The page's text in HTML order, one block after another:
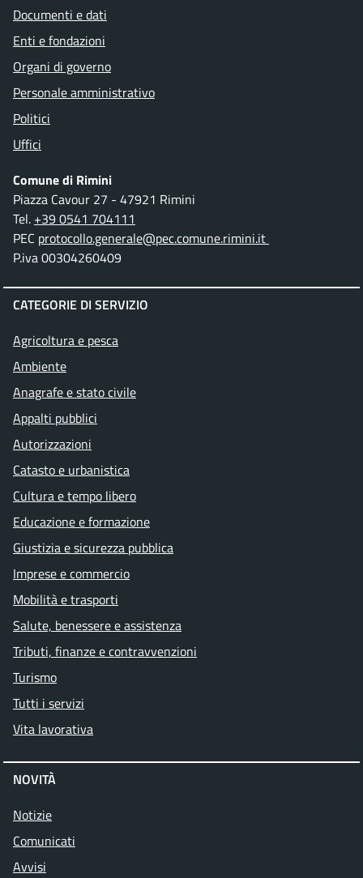
Documenti e dati
Enti e fondazioni
Organi di governo
Personale amministrativo
Politici
Uffici
Comune di Rimini
Piazza Cavour 27 - 47921 Rimini
Tel. +39 0541 704111
PEC protocollo.generale@pec.comune.rimini.it
P.iva 00304260409
CATEGORIE DI SERVIZIO
Agricoltura e pesca
Ambiente
Anagrafe e stato civile
Appalti pubblici
Autorizzazioni
Catasto e urbanistica
Cultura e tempo libero
Educazione e formazione
Giustizia e sicurezza pubblica
Imprese e commercio
Mobilità e trasporti
Salute, benessere e assistenza
Tributi, finanze e contravvenzioni
Turismo
Tutti i servizi
Vita lavorativa
NOVITÀ
Notizie
Comunicati
Avvisi